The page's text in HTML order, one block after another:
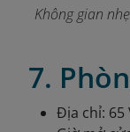
Không gian
7.
Địa chỉ: 65